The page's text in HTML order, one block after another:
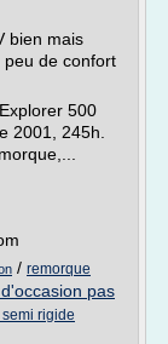
bien mais
de confort
500
2001, 245h.
/ remorque
pas
rigide